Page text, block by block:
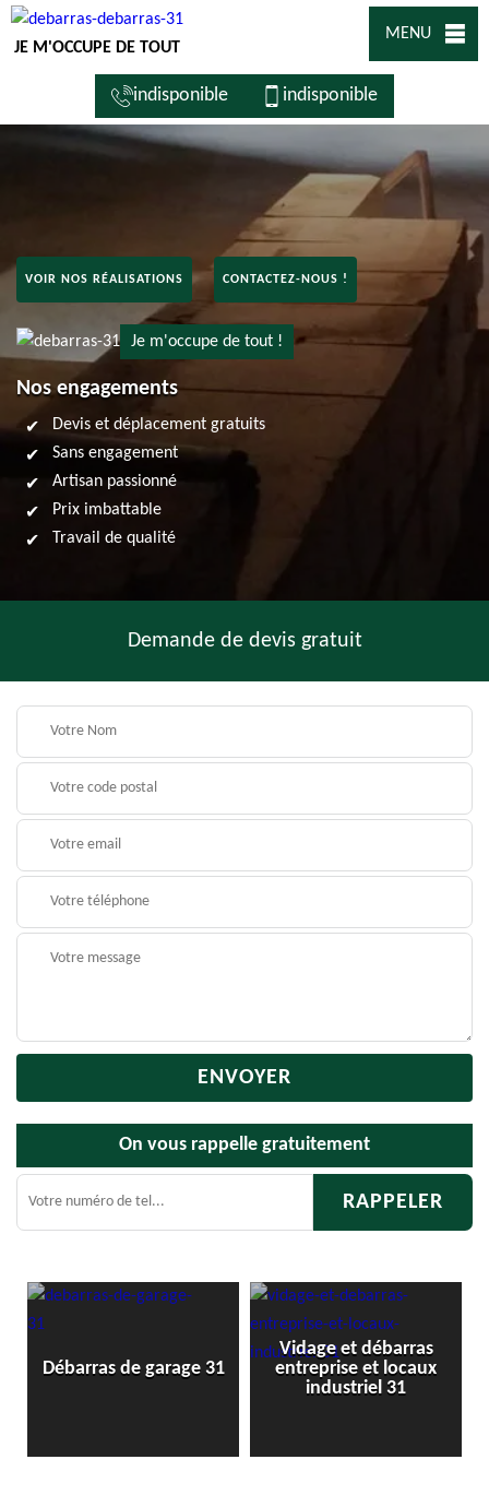
JE M'OCCUPE DE TOUT
MENU
indisponible indisponible
VOIR NOS RÉALISATIONS CONTACTEZ-NOUS !
Je m'occupe de tout !
Nos engagements
Devis et déplacement gratuits
Sans engagement
Artisan passionné
Prix imbattable
Travail de qualité
Demande de devis gratuit
On vous rappelle gratuitement
de garage 31
Vidage et débarras
entreprise et locaux
industriel 31